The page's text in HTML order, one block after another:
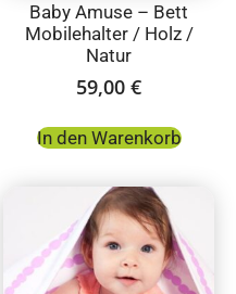
Baby Amuse – Bett
Mobilehalter / Holz /
Natur
59,00 €
In den Warenkorb